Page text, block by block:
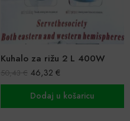
Kuhalo za rižu 2 L 400W
50,43€ 46,32 €
Dodaj u košaricu